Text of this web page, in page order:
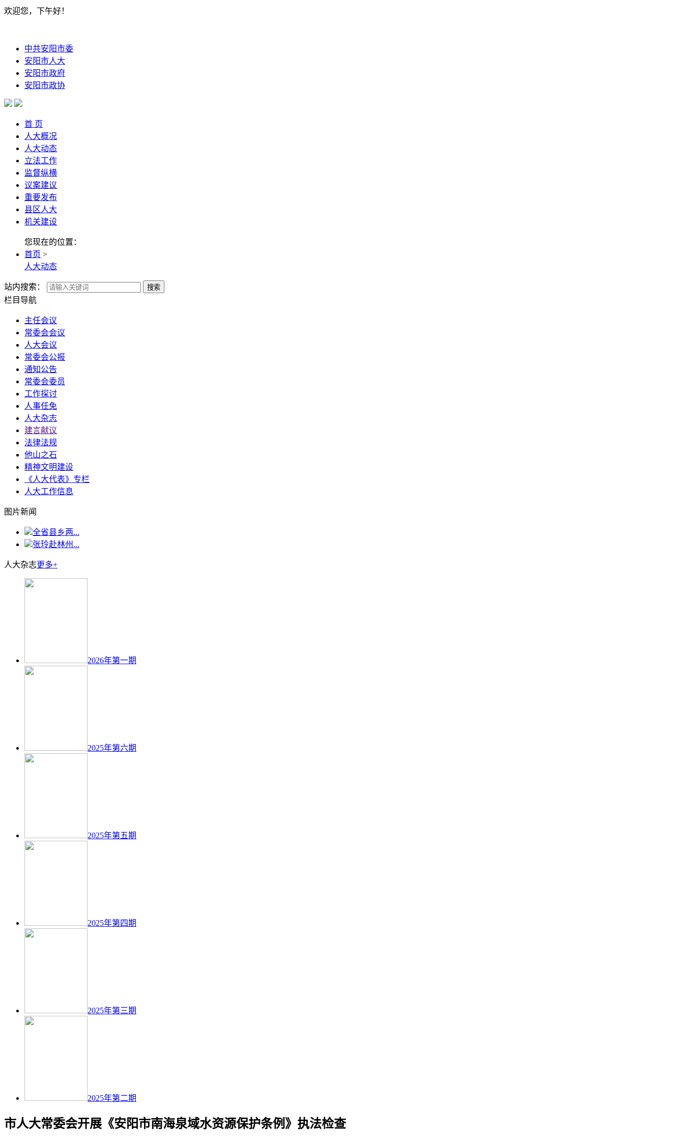
欢迎您，下午好！
中共安阳市委
安阳市人大
安阳市政府
安阳市政协
首 页
人大概况
人大动态
立法工作
监督纵横
议案建议
重要发布
县区人大
机关建设
您现在的位置：
首页 >
人大动态
站内搜索： 搜索
栏目导航
主任会议
常委会会议
人大会议
常委会公报
通知公告
常委会委员
工作探讨
人事任免
人大杂志
建言献议
法律法规
他山之石
精神文明建设
《人大代表》专栏
人大工作信息
图片新闻
全省县乡两...
张玲赴林州...
人大杂志更多+
2026年第一期
2025年第六期
2025年第五期
2025年第四期
2025年第三期
2025年第二期
市人大常委会开展《安阳市南海泉域水资源保护条例》执法检查